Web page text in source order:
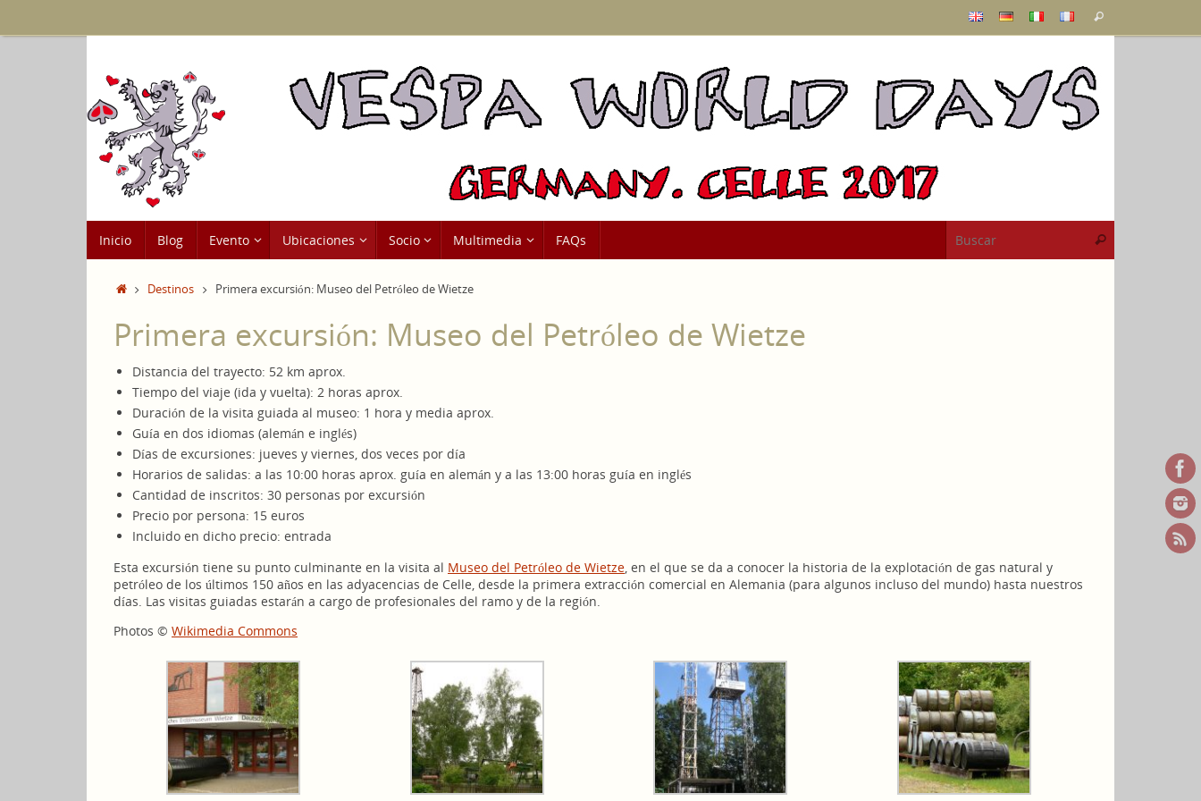
contenido
Buscar
Inicio Blog Evento Ubicaciones Socio Multimedia FAQs Buscar
InicioDestinos Primera excursión: Museo del Petróleo de Wietze
Primera excursión: Museo del Petróleo de Wietze
Distancia del trayecto: 52 km aprox.
Tiempo del viaje (ida y vuelta): 2 horas aprox.
Duración de la visita guiada al museo: 1 hora y media aprox.
Guía en dos idiomas (alemán e inglés)
Días de excursiones: jueves y viernes, dos veces por día
Horarios de salidas: a las 10:00 horas aprox. guía en alemán y a las 13:00 horas guía en inglés
Cantidad de inscritos: 30 personas por excursión
Precio por persona: 15 euros
Incluido en dicho precio: entrada
Esta excursión tiene su punto culminante en la visita al Museo del Petróleo de Wietze, en el que se da a conocer la historia de la explotación de gas natural y
petróleo de los últimos 150 años en las adyacencias de Celle, desde la primera extracción comercial en Alemania (para algunos incluso del mundo) hasta nuestros
días. Las visitas guiadas estarán a cargo de profesionales del ramo y de la región.
Photos © Wikimedia Commons